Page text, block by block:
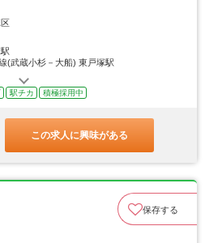
(武蔵小杉－大船) 東戸塚駅
駅チカ 積極採用中
この求人に興味がある
保存する